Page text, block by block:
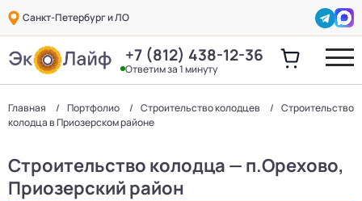
Санкт-Петербург и ЛО
+7 (812) 438-12-36
Ответим за 1 минуту
Главная Портфолио Строительство колодцев
Строительство
колодца в Приозерском районе
Строительство колодца — п.Орехово,
Приозерский район